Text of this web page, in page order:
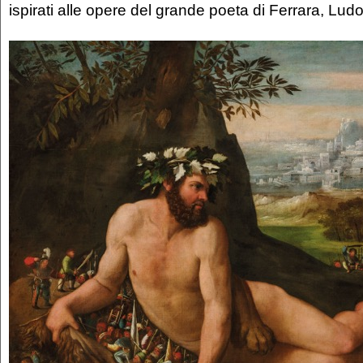
ispirati alle opere del grande poeta di Ferrara,